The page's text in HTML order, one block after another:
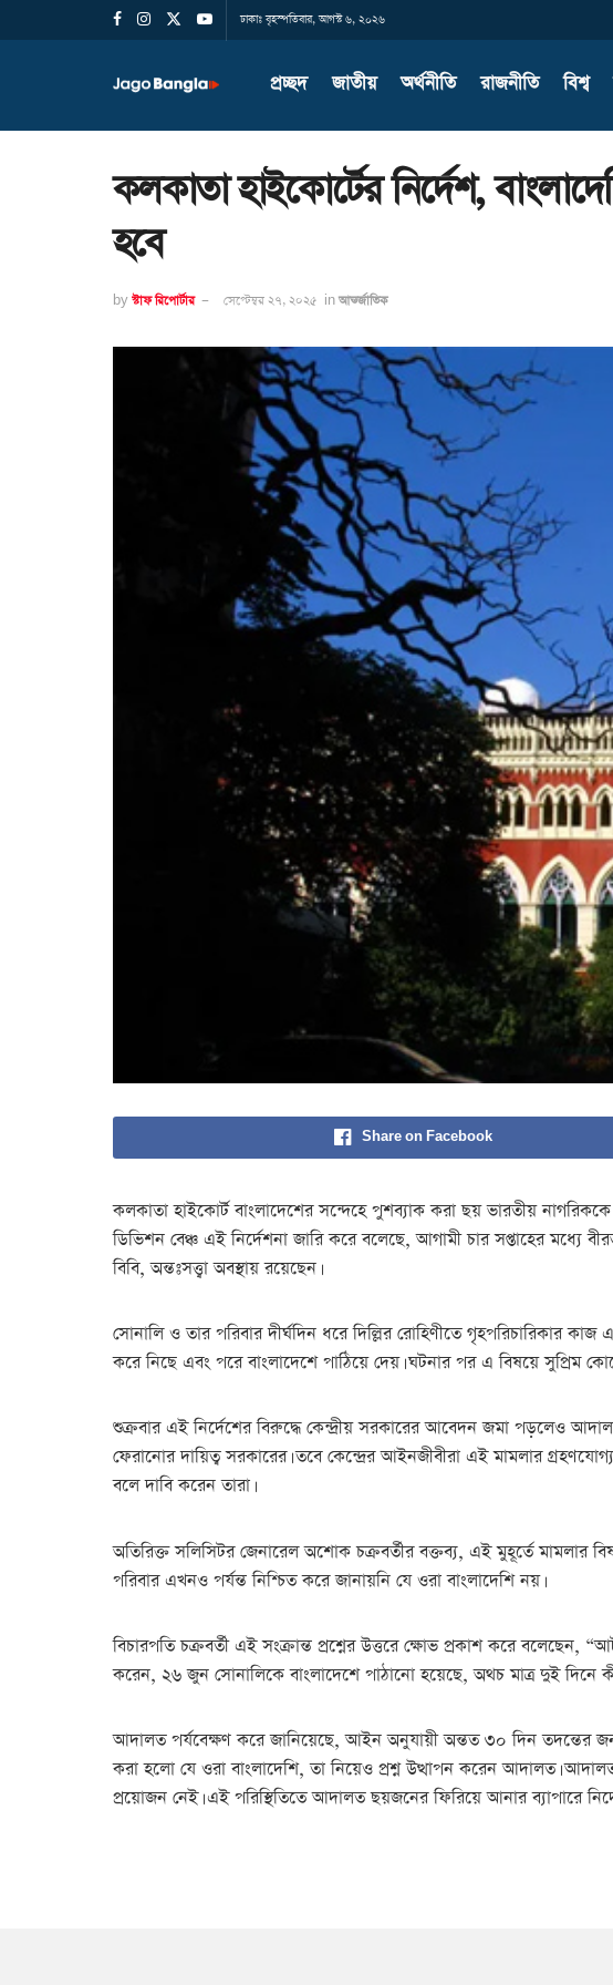
ঢাকাঃ বৃহস্পতিবার, আগস্ট ৬, ২০২৬
প্রচ্ছদ জাতীয় অর্থনীতি রাজনীতি বিশ্ব
কলকাতা হাইকোর্টের নির্দেশ,
হবে
by স্টাফ রিপোর্টার সেপ্টেম্বর ২৭, ২০২৫ in আন্তর্জাতিক
Share on Facebook
কলকাতা হাইকোর্ট বাংলাদেশের সন্দেহে পুশব্যাক করা ছয় ভারতীয় নাগরিককে
ডিভিশন বেঞ্চ এই নির্দেশনা জারি করে বলেছে, আগামী চার সপ্তাহের
বিবি, অন্তঃসত্ত্বা অবস্থায় রয়েছেন।
সোনালি ও তার পরিবার দীর্ঘদিন ধরে দিল্লির রোহিণীতে গৃহপরিচারিকার
করে নিছে এবং পরে বাংলাদেশে পাঠিয়ে দেয়। ঘটনার পর এ বিষয়ে সুপ্রিম
শুক্রবার এই নির্দেশের বিরুদ্ধে কেন্দ্রীয় সরকারের আবেদন জমা পড়লেও
ফেরানোর দায়িত্ব সরকারের। তবে কেন্দ্রের আইনজীবীরা এই মামলার
বলে দাবি করেন তারা।
অতিরিক্ত সলিসিটর জেনারেল অশোক চক্রবর্তীর বক্তব্য, এই মুহূর্তে মামলার
পরিবার এখনও পর্যন্ত নিশ্চিত করে জানায়নি যে ওরা বাংলাদেশি নয়।
বিচারপতি চক্রবর্তী এই সংক্রান্ত প্রশ্নের উত্তরে ক্ষোভ প্রকাশ করে বলেছেন,
করেন, ২৬ জুন সোনালিকে বাংলাদেশে পাঠানো হয়েছে, অথচ মাত্র দুই দিনে
আদালত পর্যবেক্ষণ করে জানিয়েছে, আইন অনুযায়ী অন্তত ৩০ দিন তদন্তের
করা হলো যে ওরা বাংলাদেশি, তা নিয়েও প্রশ্ন উত্থাপন করেন আদালত।
প্রয়োজন নেই। এই পরিস্থিতিতে আদালত ছয়জনের ফিরিয়ে আনার ব্যাপারে